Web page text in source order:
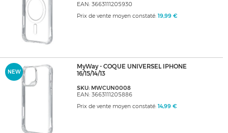
EAN: 3663111205930
Prix de vente moyen constaté: 19,99 €
NEW
MyWay - COQUE UNIVERSEL IPHONE
16/15/14/13
SKU: MWCUN0008
EAN: 3663111205886
Prix de vente moyen constaté: 14,99 €